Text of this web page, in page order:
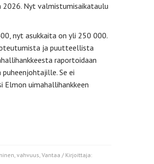
2026. Nyt valmistumisaikataulu
nyt asukkaita on yli 250 000.
ja puutteellista
raportoidaan
Se ei
uimahallihankkeen
vahvuus Vantaa / Kirjoittaja: